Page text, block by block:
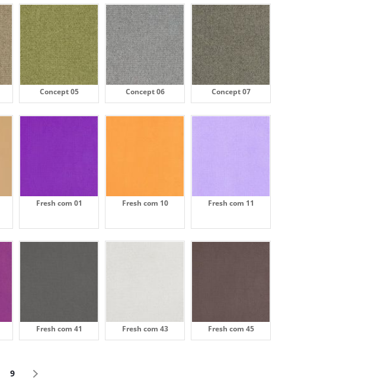
Concept 05 Concept 06 Concept 07
Fresh com 01 Fresh com 10 Fresh com 11
Fresh com 41 Fresh com 43 Fresh com 45
9